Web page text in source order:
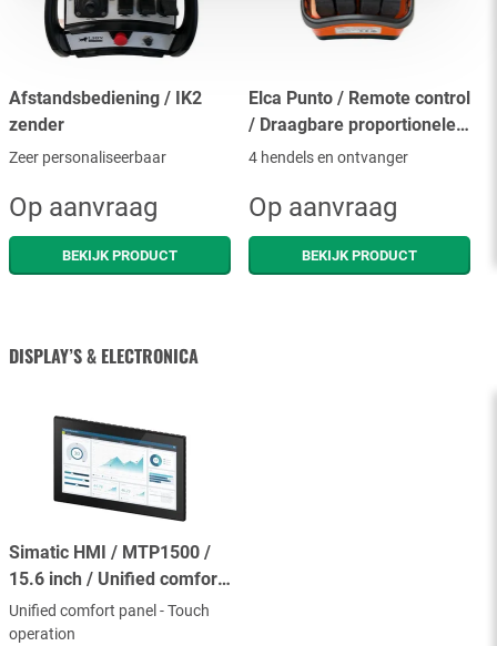
Afstandsbediening / IK2
zender
Zeer personaliseerbaar
Op aanvraag
BEKIJK PRODUCT
Elca Punto / Remote control
/ Draagbare proportionele
besturing
4 hendels en ontvanger
Op aanvraag
BEKIJK PRODUCT
DISPLAY’S & ELECTRONICA
Simatic HMI / MTP1500 /
15.6 inch / Unified comfort
panel / Touch operation
Unified comfort panel - Touch
operation